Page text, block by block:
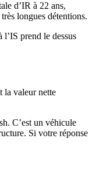
d’IR à 22 ans,
longues détentions.
prend le dessus
la valeur nette
C’est un véhicule
Si votre réponse